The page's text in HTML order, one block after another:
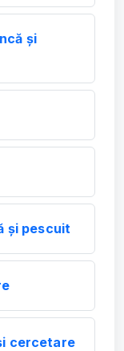
și
și pescuit
cercetare